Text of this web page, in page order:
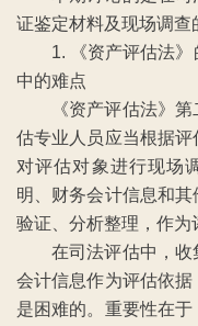
证鉴定材料及现场调查
1. 《资产评估法
中的难点
《资产评估法》
估专业人员应当根据评
对评估对象进行现场
明、财务会计信息和
验证、分析整理，作为
在司法评估中，
会计信息作为评估依据
是困难的。重要性在